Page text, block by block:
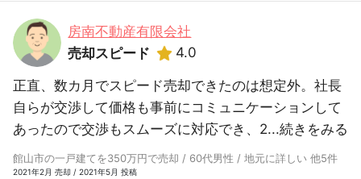
房南不動産有限会社
売却スピード
4.0
正直、数カ月でスピード売却できたのは想定外。社長
自らが交渉して価格も事前にコミュニケーションして
あったので交渉もスムーズに対応でき、2...続きをみる
館山市の一戸建てを350万円で売却 / 60代男性 / 地元に詳しい 他5件
2021年2月 売却 / 2021年5月 投稿